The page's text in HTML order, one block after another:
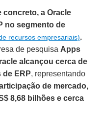
concreto,a Oracle
no segmento de
recursos empresariais).
de pesquisaApps
alcançou cerca de
de ERP, representando
de mercado,
8,68 bilhões e cerca